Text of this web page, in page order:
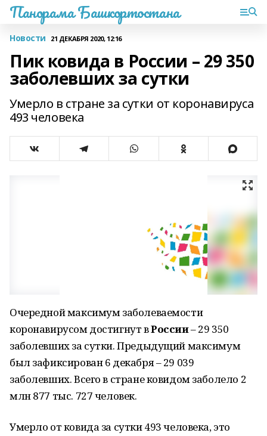
Панорама Башкортостана
Новости 21 ДЕКАБРЯ 2020, 12:16
Пик ковида в России – 29 350
заболевших за сутки
Умерло в стране за сутки от коронавируса
493 человека
Очередной максимум заболеваемости
коронавирусом достигнут вРоссии– 29 350
заболевших за сутки. Предыдущий максимум
был зафиксирован 6 декабря – 29 039
заболевших. Всего в стране ковидом заболело 2
млн 877 тыс. 727 человек.
Умерло от ковида за сутки 493 человека, это